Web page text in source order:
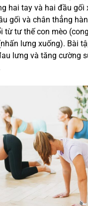
hai tay và hai đầu gối
gối và chân thẳng
từ tư thế con mèo
lưng xuống). Bài
lưng và tăng cường